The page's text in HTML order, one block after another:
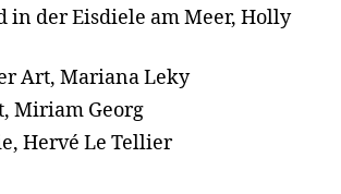
in der Eisdiele am Meer, Holly
Art, Mariana Leky
Miriam Georg
Hervé Le Tellier